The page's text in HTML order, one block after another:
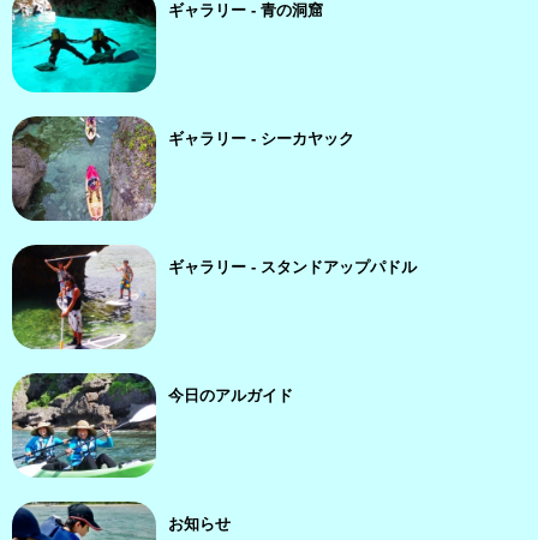
ギャラリー - 青の洞窟
ギャラリー - シーカヤック
ギャラリー - スタンドアップパドル
今日のアルガイド
お知らせ